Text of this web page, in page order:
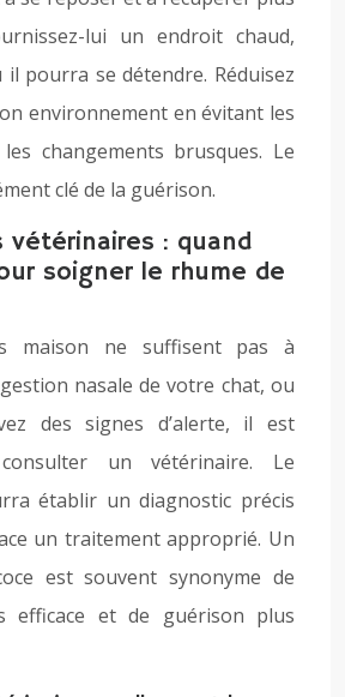
lui un endroit chaud,
pourra se détendre. Réduisez
environnement en évitant les
changements brusques. Le
clé de la guérison.
vétérinaires : quand
soigner le rhume de
maison ne suffisent pas à
nasale de votre chat, ou
des signes d’alerte, il est
un vétérinaire. Le
établir un diagnostic précis
un traitement approprié. Un
est souvent synonyme de
efficace et de guérison plus